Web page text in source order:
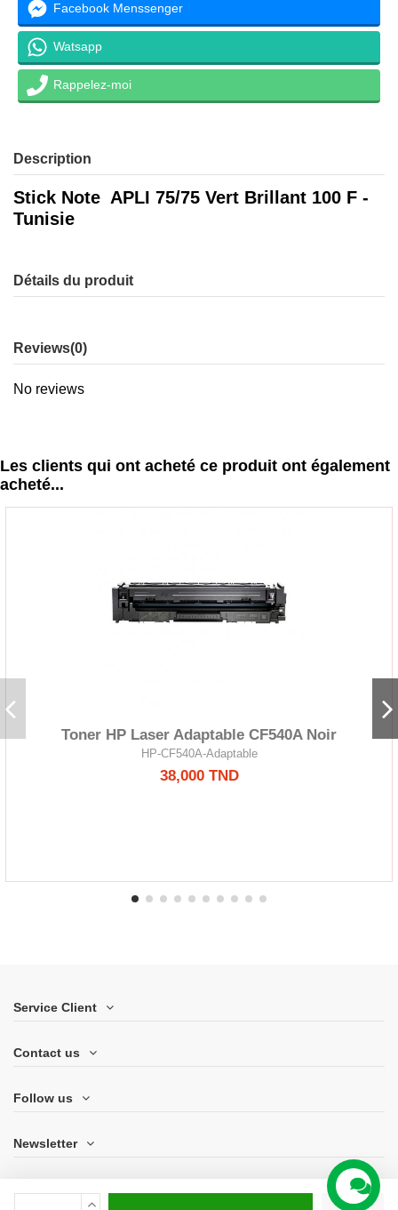
Facebook Menssenger
Watsapp
Rappelez-moi
Description
Stick Note APLI 75/75 Vert Brillant 100 F -
Tunisie
Détails du produit
Reviews(0)
No reviews
Les clients qui ont acheté ce produit ont également
acheté...
Toner HP Laser Adaptable CF540A Noir
HP-CF540A-Adaptable
38,000 TND
Service Client
Contact us
Follow us
Newsletter